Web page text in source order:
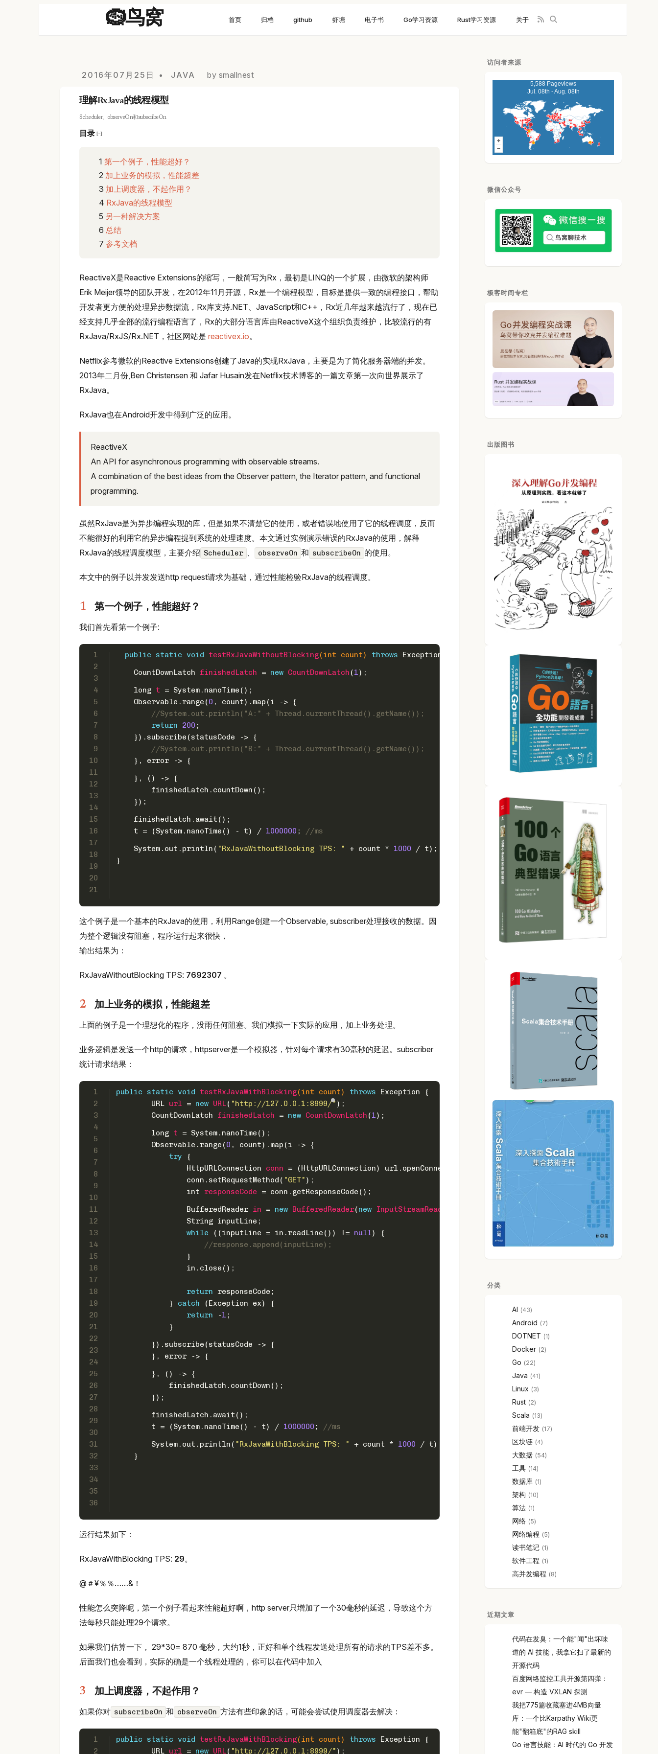
🪹鸟窝 首页 归档 github 虾塘 电子书 Go学习资源 Rust学习资源 关于
2016年07月25日 JAVA by smallnest
理解RxJava的线程模型
Scheduler、observeOn和subscribeOn
目录 [−]
第一个例子，性能超好？
加上业务的模拟，性能超差
加上调度器，不起作用？
RxJava的线程模型
另一种解决方案
总结
参考文档
ReactiveX是Reactive Extensions的缩写，一般简写为Rx，最初是LINQ的一个扩展，由微软的架构师
Erik Meijer领导的团队开发，在2012年11月开源，Rx是一个编程模型，目标是提供一致的编程接口，帮助
开发者更方便的处理异步数据流，Rx库支持.NET、JavaScript和C++，Rx近几年越来越流行了，现在已
经支持几乎全部的流行编程语言了，Rx的大部分语言库由ReactiveX这个组织负责维护，比较流行的有
RxJava/RxJS/Rx.NET，社区网站是 reactivex.io。
Netflix参考微软的Reactive Extensions创建了Java的实现RxJava，主要是为了简化服务器端的并发。
2013年二月份,Ben Christensen 和 Jafar Husain发在Netflix技术博客的一篇文章第一次向世界展示了
RxJava。
RxJava也在Android开发中得到广泛的应用。
ReactiveX
An API for asynchronous programming with observable streams.
A combination of the best ideas from the Observer pattern, the Iterator pattern, and functional
programming.
虽然RxJava是为异步编程实现的库，但是如果不清楚它的使用，或者错误地使用了它的线程调度，反而
不能很好的利用它的异步编程提到系统的处理速度。本文通过实例演示错误的RxJava的使用，解释
RxJava的线程调度模型，主要介绍 Scheduler observeOn 和 subscribeOn 的使用。
本文中的例子以并发发送http request请求为基础，通过性能检验RxJava的线程调度。
第一个例子，性能超好？
我们首先看第一个例子:
1
2
3
4
5
6
7
8
9
10
11
12
13
14
15
16
17
18
19
20
21
public static void testRxJavaWithoutBlocking(int count) throws Exception {
CountDownLatch
finishedLatch = new CountDownLatch (1);
long t = System.nanoTime();
    Observable.range(
0 , count).map(i -> {
//System.out.println("A:" + Thread.currentThread().getName());
return
200 ;
    }).subscribe(statusCode -> {
//System.out.println("B:" + Thread.currentThread().getName());
    }, error -> {
    }, () -> {
        finishedLatch.countDown();
    });
    finishedLatch.await();
    t = (System.nanoTime() - t) /
1000000 ;
//ms
    System.out.println(
"RxJavaWithoutBlocking TPS: " + count * 1000 / t);
}
这个例子是一个基本的RxJava的使用，利用Range创建一个Observable, subscriber处理接收的数据。因
为整个逻辑没有阻塞，程序运行起来很快，
输出结果为：
RxJavaWithoutBlocking TPS: 7692307 。
加上业务的模拟，性能超差
上面的例子是一个理想化的程序，没雨任何阻塞。我们模拟一下实际的应用，加上业务处理。
业务逻辑是发送一个http的请求，httpserver是一个模拟器，针对每个请求有30毫秒的延迟。subscriber
统计请求结果：
1
2
3
4
5
6
7
8
9
10
11
12
13
14
15
16
17
18
19
20
21
22
23
24
25
26
27
28
29
30
31
32
33
34
35
36
public static void testRxJavaWithBlocking(int count) throws Exception {
URL url = new URL( "http://127.0.0.1:8999/" );
CountDownLatch
finishedLatch = new CountDownLatch (1);
long t = System.nanoTime();
        Observable.range(
0 , count).map(i -> {
try {
HttpURLConnection
conn = (HttpURLConnection) url.openConnection();
                conn.setRequestMethod(
"GET" );
int
responseCode = conn.getResponseCode();
BufferedReader in = new BufferedReader(new InputStreamReader
(conn.getInputStream()));
                String inputLine;
while ((inputLine = in.readLine()) != null) {
//response.append(inputLine);
                }
                in.close();
return responseCode;
            }
catch (Exception ex) {
return -1 ;
            }
        }).subscribe(statusCode -> {
        }, error -> {
        }, () -> {
            finishedLatch.countDown();
        });
        finishedLatch.await();
        t = (System.nanoTime() - t) /
1000000 ;
//ms
        System.out.println(
"RxJavaWithBlocking TPS: " + count * 1000 / t);
    }
运行结果如下：
RxJavaWithBlocking TPS: 29。
@＃¥％％……&！
性能怎么突降呢，第一个例子看起来性能超好啊，http server只增加了一个30毫秒的延迟，导致这个方
法每秒只能处理29个请求。
如果我们估算一下， 29*30= 870 毫秒，大约1秒，正好和单个线程发送处理所有的请求的TPS差不多。
后面我们也会看到，实际的确是一个线程处理的，你可以在代码中加入
加上调度器，不起作用？
如果你对 subscribeOn 和 observeOn 方法有些印象的话，可能会尝试使用调度器去解决：
1
2
public static void testRxJavaWithBlocking(int count) throws Exception {
URL url = new URL( "http://127.0.0.1:8999/" );
访问者来源
5,588 Pageviews
Jul. 08th - Aug. 08th
微信公众号
极客时间专栏
出版图书
分类
AI 43
Android 7
DOTNET 1
Docker 2
Go 22
Java 41
Linux 3
Rust 2
Scala 13
前端开发 17
区块链 4
大数据 54
工具 14
数据库 1
架构 10
算法 1
网络 5
网络编程 5
读书笔记 1
软件工程 1
高并发编程 8
近期文章
代码在发臭：一个能"闻"出坏味
道的 AI 技能，我拿它扫了最新的
开源代码
百度网络监控工具开源第四弹：
evr — 构造 VXLAN 探测
我把775篇收藏塞进4MB向量
库：一个比Karpathy Wiki更
能"翻箱底"的RAG skill
Go 语言技能：AI 时代的 Go 开发